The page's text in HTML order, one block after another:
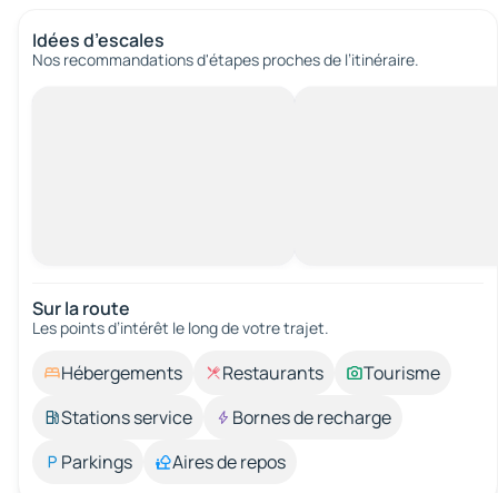
Idées d’escales
Nos recommandations d'étapes proches de l’itinéraire.
Sur la route
Les points d’intérêt le long de votre trajet.
Hébergements Restaurants
Tourisme
Stations service
Bornes de recharge
Parkings
Aires de repos